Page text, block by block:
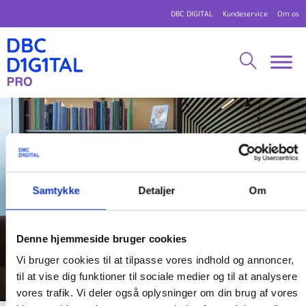
Samtykke Detaljer Om
Denne hjemmeside bruger cookies
Vi bruger cookies til at tilpasse vores indhold og annoncer,
til at vise dig funktioner til sociale medier og til at analysere
vores trafik. Vi deler også oplysninger om din brug af vores
DBC DIGITAL Kundeservice Om os